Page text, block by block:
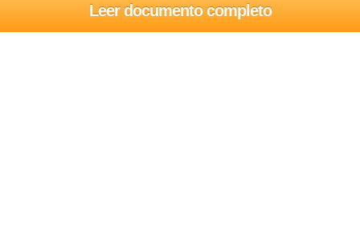
Leer documento completo